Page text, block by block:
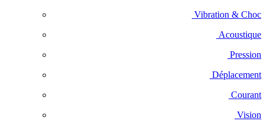
Vibration & Choc
Acoustique
Pression
Déplacement
Courant
Vision